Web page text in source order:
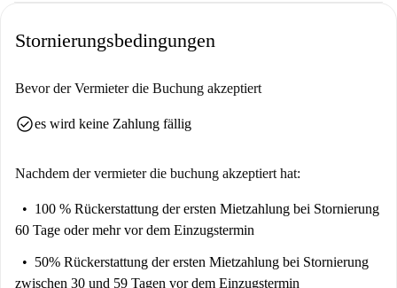
Stornierungsbedingungen
Bevor der Vermieter die Buchung akzeptiert
check_circlees wird keine Zahlung fällig
Nachdem der vermieter die buchung akzeptiert hat:
100 % Rückerstattung der ersten Mietzahlung bei Stornierung
60 Tage oder mehr vor dem Einzugstermin
50% Rückerstattung der ersten Mietzahlung bei Stornierung
zwischen 30 und 59 Tagen vor dem Einzugstermin